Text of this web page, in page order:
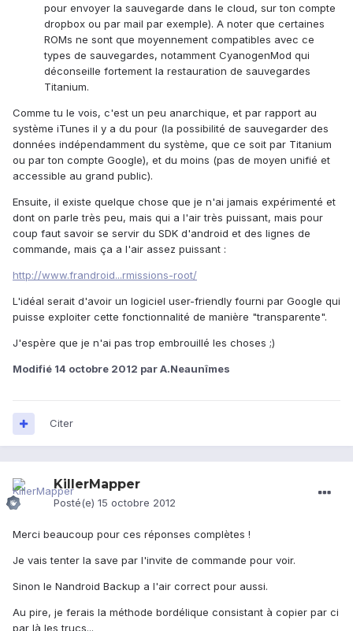
pour envoyer la sauvegarde dans le cloud, sur ton compte
dropbox ou par mail par exemple). A noter que certaines
ROMs ne sont que moyennement compatibles avec ce
types de sauvegardes, notamment CyanogenMod qui
déconseille fortement la restauration de sauvegardes
Titanium.
Comme tu le vois, c'est un peu anarchique, et par rapport au
système iTunes il y a du pour (la possibilité de sauvegarder des
données indépendamment du système, que ce soit par Titanium
ou par ton compte Google), et du moins (pas de moyen unifié et
accessible au grand public).
Ensuite, il existe quelque chose que je n'ai jamais expérimenté et
dont on parle très peu, mais qui a l'air très puissant, mais pour
coup faut savoir se servir du SDK d'android et des lignes de
commande, mais ça a l'air assez puissant :
http://www.frandroid...rmissions-root/
L'idéal serait d'avoir un logiciel user-friendly fourni par Google qui
puisse exploiter cette fonctionnalité de manière "transparente".
J'espère que je n'ai pas trop embrouillé les choses ;)
Modifié 14 octobre 2012 par A.Neaunîmes
Citer
KillerMapper
Posté(e) 15 octobre 2012
Merci beaucoup pour ces réponses complètes !
Je vais tenter la save par l'invite de commande pour voir.
Sinon le Nandroid Backup a l'air correct pour aussi.
Au pire, je ferais la méthode bordélique consistant à copier par ci
par là les trucs...